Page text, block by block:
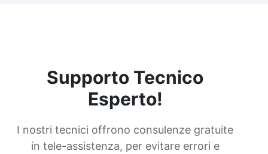
Supporto Tecnico
Esperto!
I nostri tecnici offrono consulenze gratuite
in tele-assistenza, per evitare errori e